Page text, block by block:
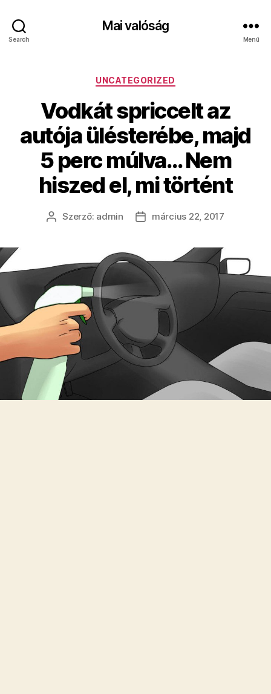
Search
Mai valóság
Menü
Kategóriák
UNCATEGORIZED
Vodkát spriccelt az
autója ülésterébe, majd
5 perc múlva… Nem
hiszed el, mi történt
Bejegyzés
Szerző: admin
Bejegyzés
március 22, 2017